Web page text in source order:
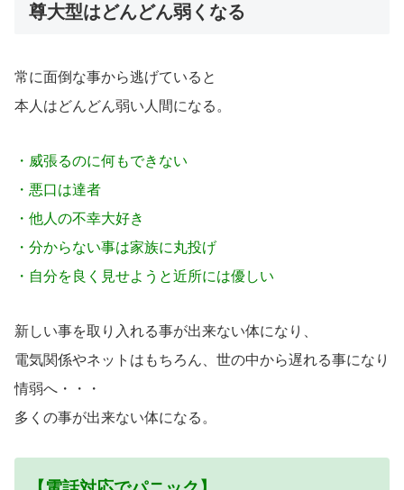
尊大型はどんどん弱くなる
常に面倒な事から逃げていると
本人はどんどん弱い人間になる。
・威張るのに何もできない
・悪口は達者
・他人の不幸大好き
・分からない事は家族に丸投げ
・自分を良く見せようと近所には優しい
新しい事を取り入れる事が出来ない体になり、
電気関係やネットはもちろん、世の中から遅れる事になり
情弱へ・・・
多くの事が出来ない体になる。